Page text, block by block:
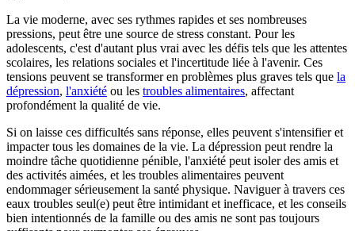
La vie moderne, avec ses rythmes rapides et ses nombreuses
pressions, peut être une source de stress constant. Pour les
adolescents, c'est d'autant plus vrai avec les défis tels que les attentes
scolaires, les relations sociales et l'incertitude liée à l'avenir. Ces
tensions peuvent se transformer en problèmes plus graves tels que la
dépression, l'anxiété ou les troubles alimentaires, affectant
profondément la qualité de vie.
Si on laisse ces difficultés sans réponse, elles peuvent s'intensifier et
impacter tous les domaines de la vie. La dépression peut rendre la
moindre tâche quotidienne pénible, l'anxiété peut isoler des amis et
des activités aimées, et les troubles alimentaires peuvent
endommager sérieusement la santé physique. Naviguer à travers ces
eaux troubles seul(e) peut être intimidant et inefficace, et les conseils
bien intentionnés de la famille ou des amis ne sont pas toujours